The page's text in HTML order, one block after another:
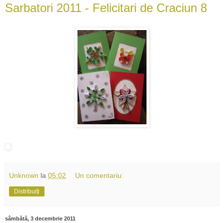
Sarbatori 2011 - Felicitari de Craciun 8
Unknown la 05:02 Un comentariu:
Distribuiți
sâmbătă, 3 decembrie 2011